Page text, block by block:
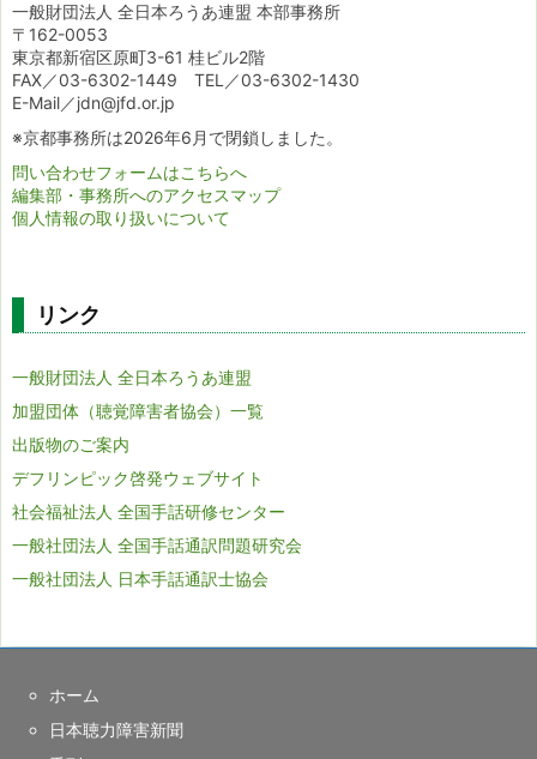
一般財団法人 全日本ろうあ連盟 本部事務所
〒162-0053
東京都新宿区原町3-61 桂ビル2階
FAX／03-6302-1449 TEL／03-6302-1430
E-Mail／jdn@jfd.or.jp
※京都事務所は2026年6月で閉鎖しました。
問い合わせフォームはこちらへ
編集部・事務所へのアクセスマップ
個人情報の取り扱いについて
リンク
一般財団法人 全日本ろうあ連盟
加盟団体（聴覚障害者協会）一覧
出版物のご案内
デフリンピック啓発ウェブサイト
社会福祉法人 全国手話研修センター
一般社団法人 全国手話通訳問題研究会
一般社団法人 日本手話通訳士協会
ホーム
日本聴力障害新聞